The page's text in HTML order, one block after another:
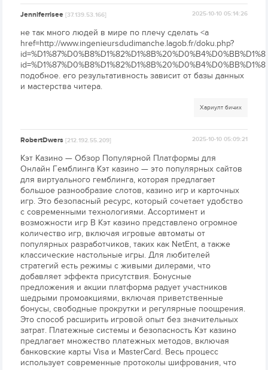
Jenniferrisee[37.139.53.166] 2025-10-10 05:14:26
не так много людей в мире по плечу сделать <a
href=http://www.ingenieursdudimanche.lagob.fr/doku.php?
подобное. его результативность зависит от базы данных
и мастерства читера.
Хариулт бичих
RobertDwers[212.192.55.209] 2025-10-10 05:09:21
Кэт Казино — Обзор Популярной Платформы для
Онлайн Гемблинга Кэт казино — это популярных сайтов
для виртуального гемблинга, которая предлагает
большое разнообразие слотов, казино игр и карточных
игр. Это безопасный ресурс, который сочетает удобство
с современными технологиями. Ассортимент и
возможности игр В Кэт казино представлено огромное
количество игр, включая игровые автоматы от
популярных разработчиков, таких как NetEnt, а также
классические настольные игры. Для любителей
стратегий есть режимы с живыми дилерами, что
добавляет эффекта присутствия. Бонусные
предложения и акции платформа радует участников
щедрыми промоакциями, включая приветственные
бонусы, свободные прокрутки и регулярные поощрения.
Это способ расширить игровой опыт без значительных
затрат. Платежные системы и безопасность Кэт казино
предлагает множество платежных методов, включая
банковские карты Visa и MasterCard. Весь процесс
использует современные протоколы шифрования, что